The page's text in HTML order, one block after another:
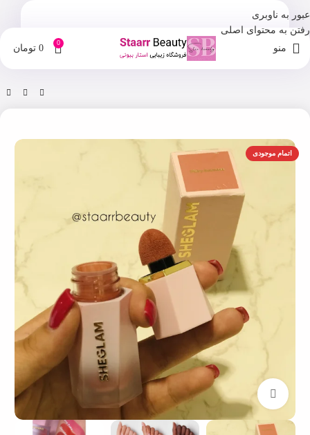
عبور به ناوبری
رفتن به محتوای اصلی
منو 0
0 تومان
فروشگاه آرایش صورت
اتمام موجودی
بزرگنمایی تصویر